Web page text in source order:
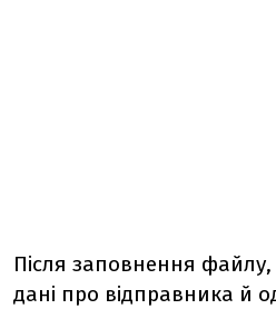
Після заповнення файлу,
дані про відправника й